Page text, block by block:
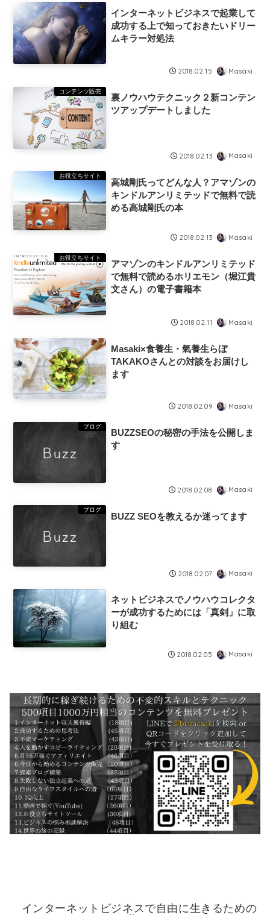
インターネットビジネスで起業して
成功する上で知っておきたいドリー
ムキラー対処法
2018.02.15 Masaki
コンテンツ販売
裏ノウハウテクニック２新コンテン
ツアップデートしました
2018.02.13 Masaki
お役立ちサイト
高城剛氏ってどんな人？アマゾンの
キンドルアンリミテッドで無料で読
める高城剛氏の本
2018.02.13 Masaki
お役立ちサイト
アマゾンのキンドルアンリミテッド
で無料で読めるホリエモン（堀江貴
文さん）の電子書籍本
2018.02.11 Masaki
Masaki×食養生・氣養生らぼ
TAKAKOさんとの対談をお届けし
ます
2018.02.09 Masaki
ブログ
BUZZSEOの秘密の手法を公開しま
す
2018.02.08 Masaki
ブログ
BUZZ SEOを教えるか迷ってます
2018.02.07 Masaki
ネットビジネスでノウハウコレクタ
ーが成功するためには「真剣」に取
り組む
2018.02.05 Masaki
インターネットビジネスで自由に生きるための